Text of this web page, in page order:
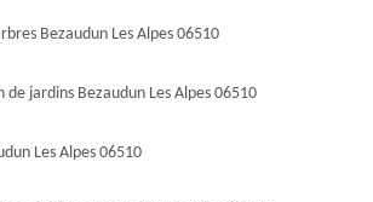
Bezaudun Les Alpes 06510
jardins Bezaudun Les Alpes 06510
Les Alpes 06510